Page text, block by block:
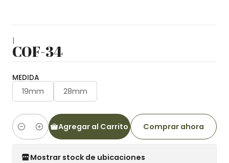
|
COF-34
MEDIDA
19mm 28mm
Cantidad
Agregar al Carrito Comprar ahora
Mostrar stock de ubicaciones